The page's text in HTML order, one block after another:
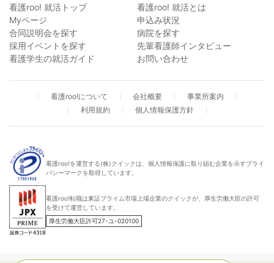
看護roo! 就活トップ
看護roo! 就活とは
Myページ
申込み状況
合同説明会を探す
病院を探す
採用イベントを探す
先輩看護師インタビュー
看護学生の就活ガイド
お問い合わせ
看護roo!について 会社概要
事業所案内
利用規約
個人情報保護方針
看護roo!を運営する(株)クイックは、個人情報保護に取り組む企業を示すプライ
バシーマークを取得しています。
看護roo!転職は東証プライム市場上場企業のクイックが、厚生労働大臣の許可
を受けて運営しています。
厚生労働大臣許可27-ユ-020100